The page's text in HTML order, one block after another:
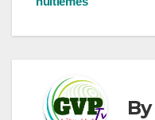
l’article
By